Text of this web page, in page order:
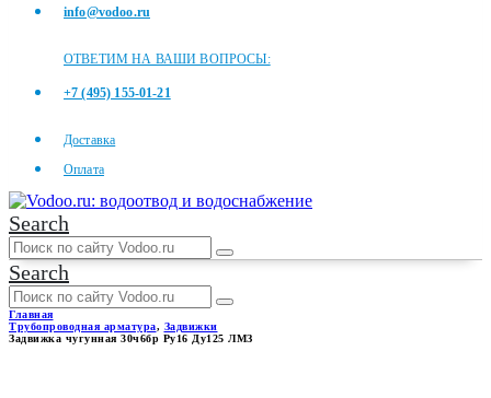
info@vodoo.ru
ОТВЕТИМ НА ВАШИ ВОПРОСЫ:
+7 (495) 155-01-21
Доставка
Оплата
Search
Search
Главная
Трубопроводная арматура, Задвижки
Задвижка чугунная 30ч6бр Ру16 Ду125 ЛМЗ